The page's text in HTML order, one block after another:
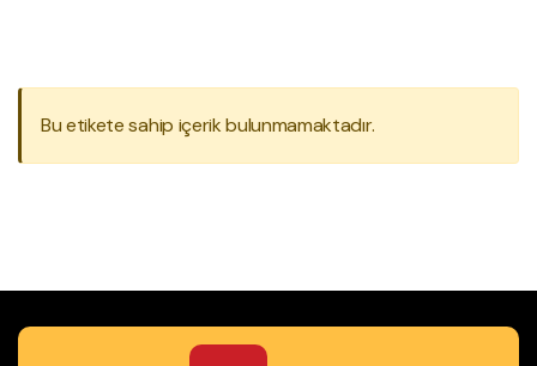
Bu etikete sahip içerik bulunmamaktadır.